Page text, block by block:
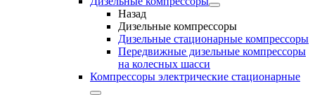
Назад
Дизельные компрессоры
Дизельные стационарные компрессоры
Передвижные дизельные компрессоры
на колесных шасси
Компрессоры электрические стационарные